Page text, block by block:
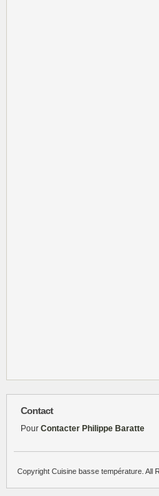
Contact
Pour Contacter Philippe Baratte
Copyright Cuisine basse température. All